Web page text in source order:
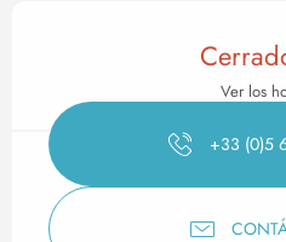
Horarios y
Ver los
+33 (0)5